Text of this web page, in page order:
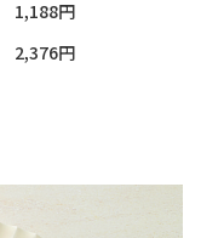
1,188円
2,376円